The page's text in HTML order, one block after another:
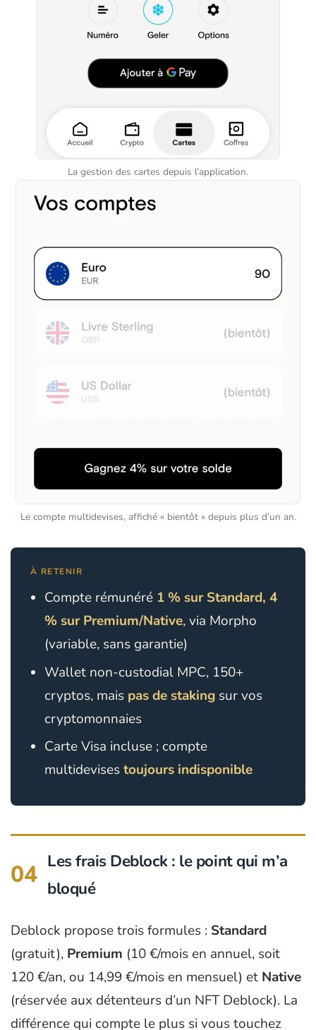
La gestion des cartes depuis l’application.
Le compte multidevises, affiché « bientôt » depuis plus d’un an.
À RETENIR
Compte rémunéré 1 % sur Standard, 4
% sur Premium/Native, via Morpho
(variable, sans garantie)
Wallet non-custodial MPC, 150+
cryptos, mais pas de staking sur vos
cryptomonnaies
Carte Visa incluse ; compte
multidevisestoujours indisponible
04 Les frais Deblock : le point qui m’a
bloqué
Deblock propose trois formules : Standard
(gratuit), Premium (10 €/mois en annuel, soit
120 €/an, ou 14,99 €/mois en mensuel) et Native
(réservée aux détenteurs d’un NFT Deblock). La
différence qui compte le plus si vous touchez